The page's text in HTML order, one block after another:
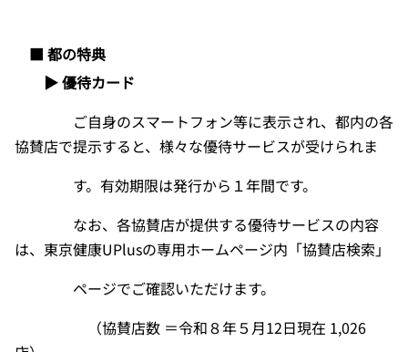
■ 都の特典
▶ 優待カード
ご自身のスマートフォン等に表示され、都内の各
協賛店で提示すると、様々な優待サービスが受けられま
す。有効期限は発行から１年間です。
なお、各協賛店が提供する優待サービスの内容
は、東京健康UPlusの専用ホームページ内「協賛店検索 」
ページでご確認いただけます。
（協賛店数 ＝令和８年５月12日現在 1,026